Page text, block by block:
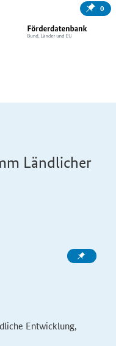
0
Ländlicher
Entwicklung,